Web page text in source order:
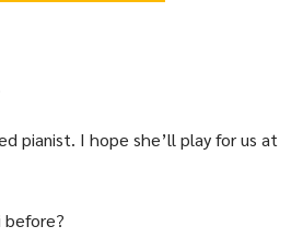
pianist. I hope she’ll play for us at
before?